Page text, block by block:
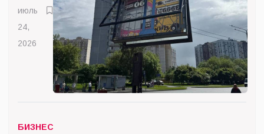
июль
24,
2026
БИЗНЕС